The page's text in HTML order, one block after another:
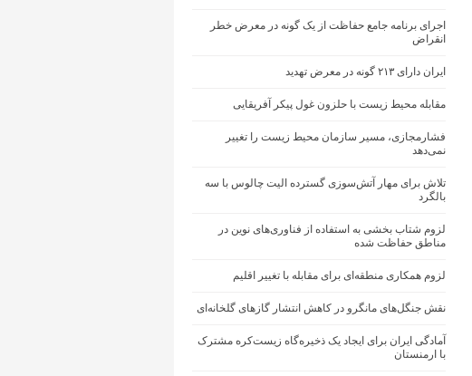
اجرای برنامه جامع حفاظت از یک گونه در معرض خطر
انقراض
ایران دارای ۲۱۳ گونه در معرض تهدید
مقابله محیط زیست با حلزون غول پیکر آفریقایی
فشارمجازی، مسیر سازمان محیط زیست را تغییر
نمی‌دهد
تلاش برای مهار آتش‌سوزی گسترده الیت چالوس با سه
بالگرد
لزوم شتاب بخشی به استفاده از فناوری‌های نوین در
مناطق حفاظت شده
لزوم همکاری منطقه‌ای برای مقابله با تغییر اقلیم
نقش جنگل‌های مانگرو در کاهش انتشار گازهای گلخانه‌ای
آمادگی ایران برای ایجاد یک ذخیره‌گاه زیست‌کره مشترک
با ارمنستان